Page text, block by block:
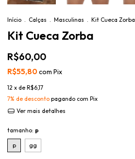
Início . Calças . Masculinas . Kit Cueca Zorba
Kit Cueca Zorba
R$60,00
R$55,80com Pix
12 x de R$6,17
7% de desconto pagando com Pix
Ver mais detalhes
tamanho: p
p gg